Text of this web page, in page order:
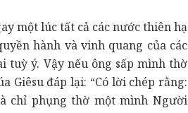
một lúc tất cả các nước thiên hạ
hành và vinh quang của các
tuỳ ý. Vậy nếu ông sấp mình thờ
Giêsu đáp lại: “Có lời chép rằng:
chỉ phụng thờ một mình Người